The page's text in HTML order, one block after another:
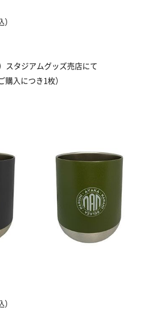
スタジアムグッズ売店にて
購入につき1枚）